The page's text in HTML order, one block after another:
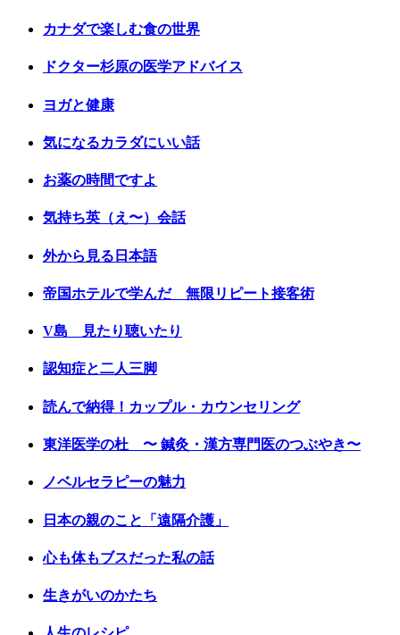
カナダで楽しむ食の世界
ドクター杉原の医学アドバイス
ヨガと健康
気になるカラダにいい話
お薬の時間ですよ
気持ち英（え〜）会話
外から見る日本語
帝国ホテルで学んだ 無限リピート接客術
V島 見たり聴いたり
認知症と二人三脚
読んで納得！カップル・カウンセリング
東洋医学の杜 〜 鍼灸・漢方専門医のつぶやき〜
ノベルセラピーの魅力
日本の親のこと「遠隔介護」
心も体もブスだった私の話
生きがいのかたち